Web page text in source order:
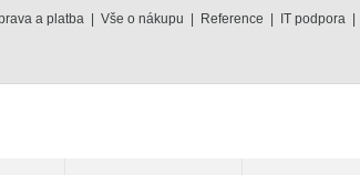
a platba Vše o nákupu Reference IT podpora